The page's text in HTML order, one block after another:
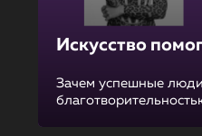
Искусство
Зачем успешные